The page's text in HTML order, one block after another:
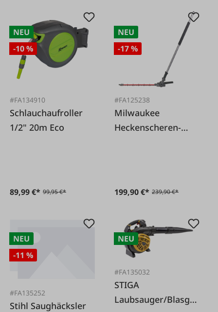
NEU
-10 %
#FA134910
Schlauchaufroller
1/2" 20m Eco
89,99 €* 99,95 €*
NEU
-17 %
#FA125238
Milwaukee
Heckenscheren-
199,90 €* 239,90 €*
NEU
-11 %
#FA135252
Stihl Saughäcksler
NEU
#FA135032
STIGA
Laubsauger/Blasger